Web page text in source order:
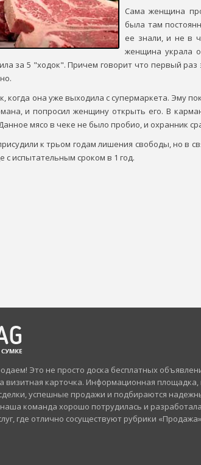
Сама женщина
была там
ее знали, и не в
женщина украла
за 5 "ходок". Причем говорит что первый раз
когда она уже выходила с супермаркета. Эму
и попросил женщину открыть его. В
мясо в чеке не было пробио, и охранник
к трьом годам лишения свободы, но в
с испытательным сроком в 1 год.
Это не просто доска бесплатных
визитная карточка. Информационная площадка,
успешные продажи и подбираются
команда хорошо потрудилась и разработала
где отлично сосуществуют рубрики